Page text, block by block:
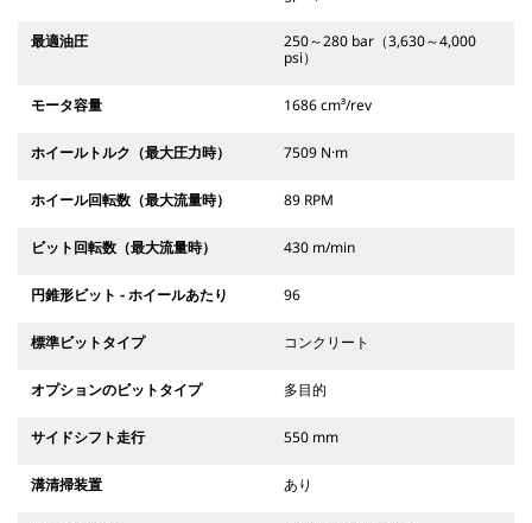
最適油圧
250～280 bar（3,630～4,000
psi）
モータ容量 1686 cm³/rev
ホイールトルク（最大圧力時） 7509 N·m
ホイール回転数（最大流量時） 89 RPM
ビット回転数（最大流量時） 430 m/min
円錐形ビット - ホイールあたり 96
標準ビットタイプ コンクリート
オプションのビットタイプ 多目的
サイドシフト走行 550 mm
溝清掃装置 あり